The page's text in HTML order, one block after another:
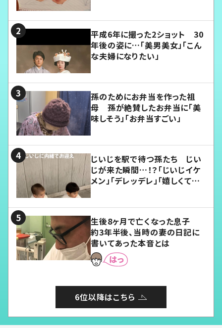
平成6年に撮った2ショット 30
年後の姿に…「美男美女」「こん
な夫婦になりたい」
孫のためにお弁当を作った祖
母 孫が絶賛したお弁当に「美
味しそう」「お弁当すごい」
じいじを駅で待つ孫たち じい
じが来た瞬間…！？「じいじイケ
メン」「デレッデレ」「嬉しくて可
生後8ヶ月で亡くなった息子
約3年半後、当時の妻の日記に
書いてあった本音とは
6位以降はこちら